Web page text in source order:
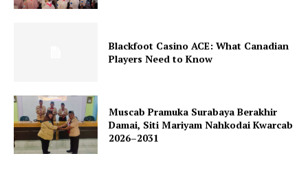
Blackfoot Casino ACE: What Canadian
Players Need to Know
Muscab Pramuka Surabaya Berakhir
Damai, Siti Mariyam Nahkodai Kwarcab
2026–2031